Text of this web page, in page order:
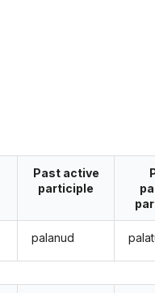
Past active
participle
palanud